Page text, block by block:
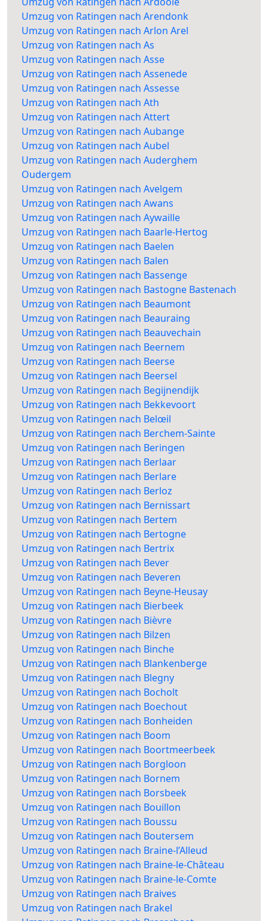
Umzug von Ratingen nach Arendonk
Umzug von Ratingen nach Arlon Arel
Umzug von Ratingen nach As
Umzug von Ratingen nach Asse
Umzug von Ratingen nach Assenede
Umzug von Ratingen nach Assesse
Umzug von Ratingen nach Ath
Umzug von Ratingen nach Attert
Umzug von Ratingen nach Aubange
Umzug von Ratingen nach Aubel
Umzug von Ratingen nach Auderghem
Oudergem
Umzug von Ratingen nach Avelgem
Umzug von Ratingen nach Awans
Umzug von Ratingen nach Aywaille
Umzug von Ratingen nach Baarle-Hertog
Umzug von Ratingen nach Baelen
Umzug von Ratingen nach Balen
Umzug von Ratingen nach Bassenge
Umzug von Ratingen nach Bastogne Bastenach
Umzug von Ratingen nach Beaumont
Umzug von Ratingen nach Beauraing
Umzug von Ratingen nach Beauvechain
Umzug von Ratingen nach Beernem
Umzug von Ratingen nach Beerse
Umzug von Ratingen nach Beersel
Umzug von Ratingen nach Begijnendijk
Umzug von Ratingen nach Bekkevoort
Umzug von Ratingen nach Belœil
Umzug von Ratingen nach Berchem-Sainte
Umzug von Ratingen nach Beringen
Umzug von Ratingen nach Berlaar
Umzug von Ratingen nach Berlare
Umzug von Ratingen nach Berloz
Umzug von Ratingen nach Bernissart
Umzug von Ratingen nach Bertem
Umzug von Ratingen nach Bertogne
Umzug von Ratingen nach Bertrix
Umzug von Ratingen nach Bever
Umzug von Ratingen nach Beveren
Umzug von Ratingen nach Beyne-Heusay
Umzug von Ratingen nach Bierbeek
Umzug von Ratingen nach Bièvre
Umzug von Ratingen nach Bilzen
Umzug von Ratingen nach Binche
Umzug von Ratingen nach Blankenberge
Umzug von Ratingen nach Blegny
Umzug von Ratingen nach Bocholt
Umzug von Ratingen nach Boechout
Umzug von Ratingen nach Bonheiden
Umzug von Ratingen nach Boom
Umzug von Ratingen nach Boortmeerbeek
Umzug von Ratingen nach Borgloon
Umzug von Ratingen nach Bornem
Umzug von Ratingen nach Borsbeek
Umzug von Ratingen nach Bouillon
Umzug von Ratingen nach Boussu
Umzug von Ratingen nach Boutersem
Umzug von Ratingen nach Braine-l’Alleud
Umzug von Ratingen nach Braine-le-Château
Umzug von Ratingen nach Braine-le-Comte
Umzug von Ratingen nach Braives
Umzug von Ratingen nach Brakel